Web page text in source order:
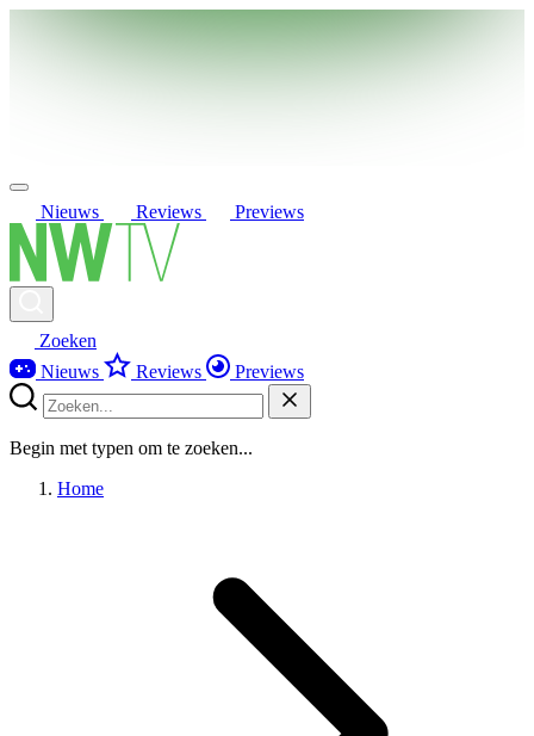
Nieuws Reviews Previews
Zoeken
Nieuws
Reviews Previews
Begin met typen om te zoeken...
Home